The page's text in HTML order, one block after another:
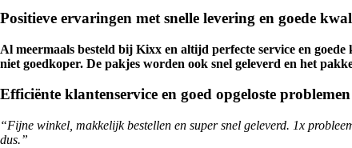
Positieve ervaringen met snelle levering en goede
Al meermaals besteld bij Kixx en altijd perfecte service en
niet goedkoper. De pakjes worden ook snel geleverd en het
Efficiënte klantenservice en goed opgeloste problemen
“Fijne winkel, makkelijk bestellen en super snel geleverd. 1x
dus.”